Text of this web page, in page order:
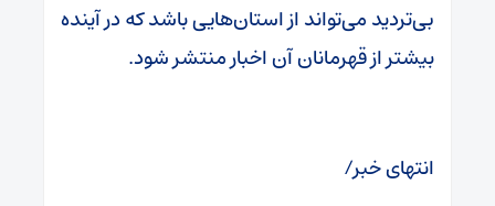
بی‌تردید می‌تواند از استان‌هایی باشد که در آینده
بیشتر از قهرمانان آن اخبار منتشر شود.
انتهای خبر/